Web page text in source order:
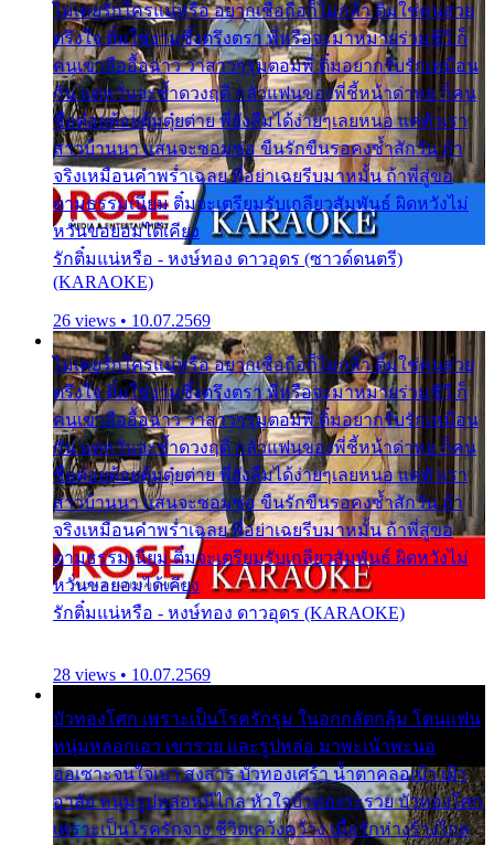
ไม่เคยรักใครแน่หรือ อยากเชื่อถือก็ไม่กล้า ติ๋มใช่คนสวย
ตรึงใจ ติ๋มใช่งามซึ้งตรึงตรา พี่หรือจะมาหมายร่วมชีวี ก็
คนเขาลืออื้อฉาว ว่าสาวๆรุมตอมพี่ ติ๋มอยากรับรักเหมือน
กัน แต่หวั่นจะช้ำดวงฤดี กลัวแฟนของพี่ชี้หน้าด่าทอ ก็คน
ชื่อต๋อยต้อยตุ้มตุ๋ยต่าย พี่ยังลืมได้ง่ายๆเลยหนอ แค่ตัวเรา
สาวบ้านนา แสนจะซอมซ่อ ขืนรักขืนรอคงช้ำสักวัน ถ้า
จริงเหมือนคำพร่ำเฉลย พี่อย่าเฉยรีบมาหมั้น ถ้าพี่สู่ขอ
ตามธรรมเนียม ติ๋มจะเตรียมรับเกลียวสัมพันธ์ ผิดหวังไม่
หวั่นขอยอมได้เคียง
รักติ๋มแน่หรือ - หงษ์ทอง ดาวอุดร (ซาวด์ดนตรี)
(KARAOKE)
26 views • 10.07.2569
ไม่เคยรักใครแน่หรือ อยากเชื่อถือก็ไม่กล้า ติ๋มใช่คนสวย
ตรึงใจ ติ๋มใช่งามซึ้งตรึงตรา พี่หรือจะมาหมายร่วมชีวี ก็
คนเขาลืออื้อฉาว ว่าสาวๆรุมตอมพี่ ติ๋มอยากรับรักเหมือน
กัน แต่หวั่นจะช้ำดวงฤดี กลัวแฟนของพี่ชี้หน้าด่าทอ ก็คน
ชื่อต๋อยต้อยตุ้มตุ๋ยต่าย พี่ยังลืมได้ง่ายๆเลยหนอ แค่ตัวเรา
สาวบ้านนา แสนจะซอมซ่อ ขืนรักขืนรอคงช้ำสักวัน ถ้า
จริงเหมือนคำพร่ำเฉลย พี่อย่าเฉยรีบมาหมั้น ถ้าพี่สู่ขอ
ตามธรรมเนียม ติ๋มจะเตรียมรับเกลียวสัมพันธ์ ผิดหวังไม่
หวั่นขอยอมได้เคียง
รักติ๋มแน่หรือ - หงษ์ทอง ดาวอุดร (KARAOKE)
28 views • 10.07.2569
บัวทองโศก เพราะเป็นโรครักรุม ในอกกลัดกลุ้ม โดนแฟน
หนุ่มหลอกเอา เขารวย และรูปหล่อ มาพะเน้าพะนอ
ออเซาะจนใจเบา สงสาร บัวทองเศร้า น้ำตาคลอเบ้า เฝ้า
อาลัย หนุ่มรูปหล่อหนีไกล หัวใจบัวทองระรวย บัวทองโศก
เพราะเป็นโรครักจาง ชีวิตเคว้งคว้าง เมื่อรักห่างร้างไกล